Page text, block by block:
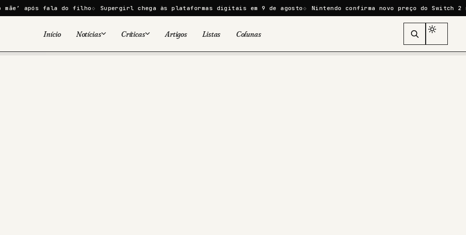
fala do filho Supergirl chega às plataformas digitais em 9 de agosto Nintendo confirma novo preço do Switch 2 no
Início Notícias Críticas Artigos Listas Colunas